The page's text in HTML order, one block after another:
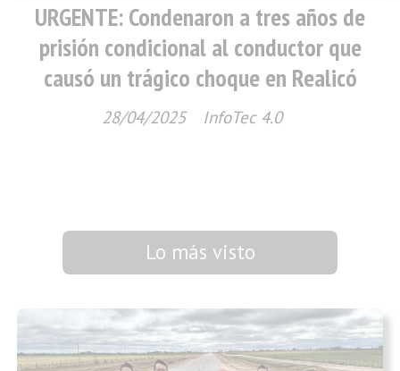
URGENTE: Condenaron a tres años de
prisión condicional al conductor que
causó un trágico choque en Realicó
InfoTec 4.0
28/04/2025
Lo más visto